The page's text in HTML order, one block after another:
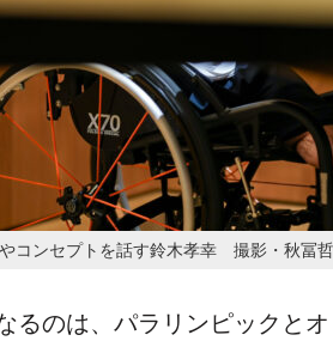
コンセプトを話す鈴木孝幸 撮影・秋冨
るのは、パラリンピックと